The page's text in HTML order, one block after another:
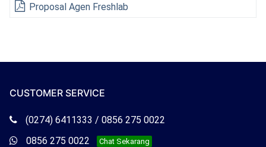
Proposal Agen Freshlab
CUSTOMER SERVICE
Telepon
Freshlab
(0274) 6411333 / 0856 275 0022
Whatsapp
0856 275 0022 Chat Sekarang